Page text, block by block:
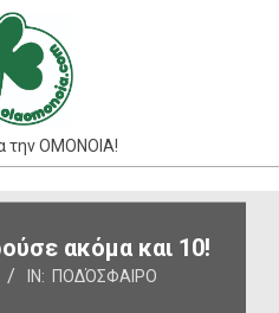
την ΟΜΟΝΟΙΑ!
ακόμα και 10!
IN: ΠΟΔΌΣΦΑΙΡΟ